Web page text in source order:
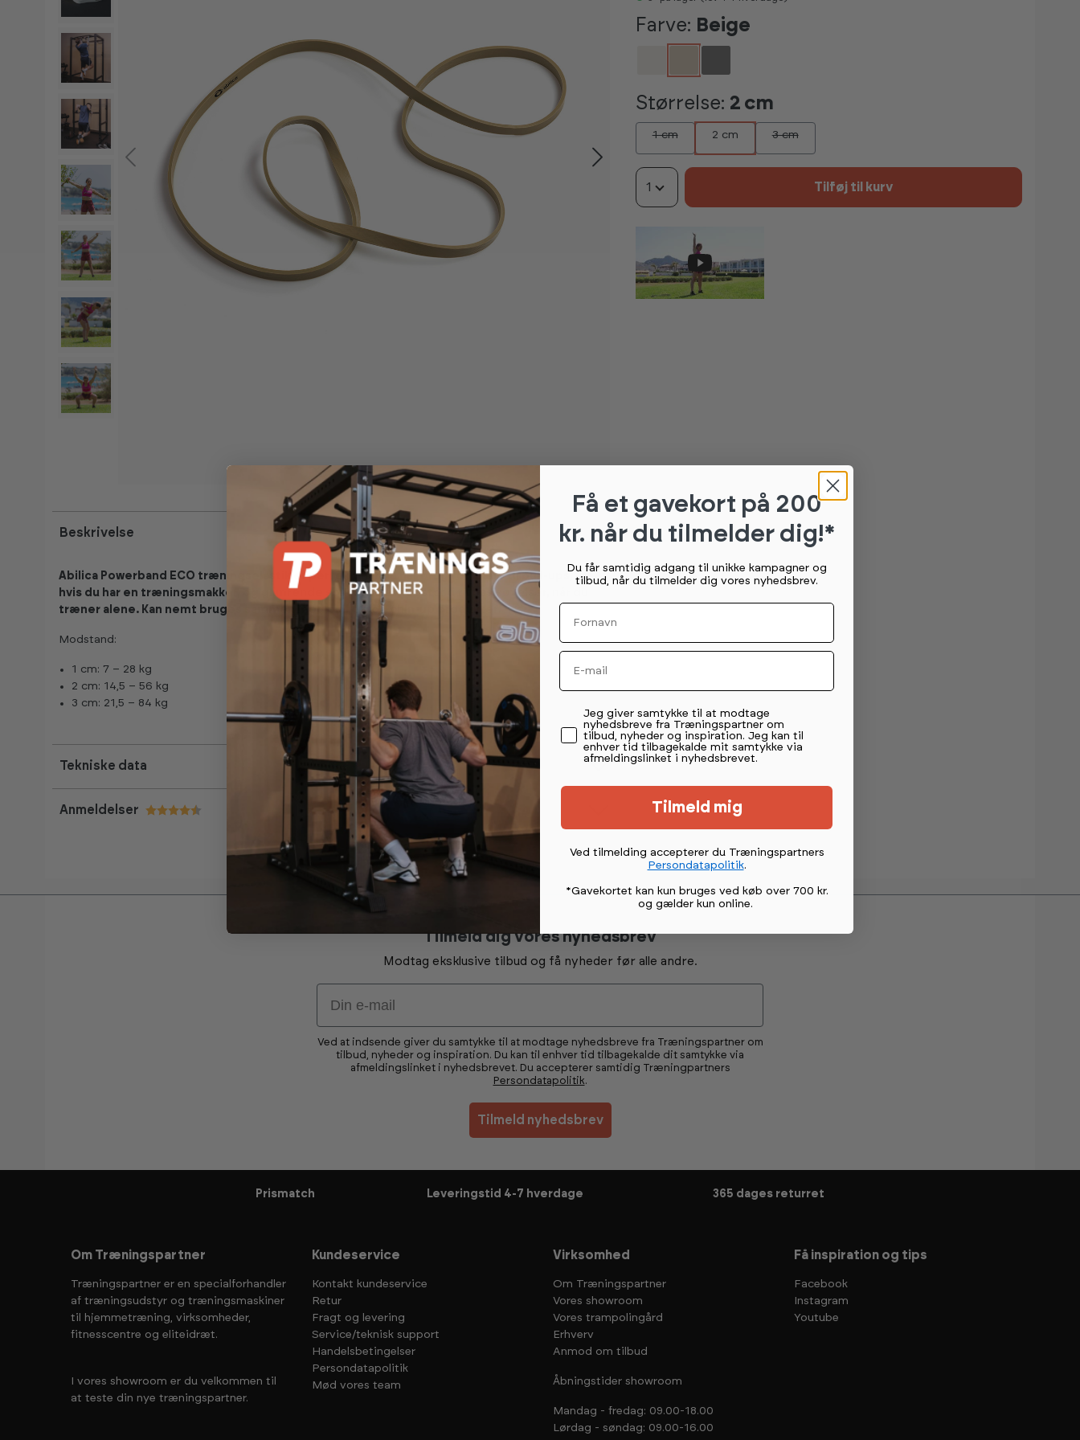
Beskrivelse
Abilica Powerband ECO træningselastik er perfekt, når du har brug for hjælp til pull-ups, ideel
hvis du har en træningsmakker, og glimrende som ekstra modstand til basisøvelser, når du
træner alene. Kan nemt bruges sammen med pull-up og chin-up produkter.
Modstand:
1 cm: 7 – 28 kg
2 cm: 14,5 – 56 kg
3 cm: 21,5 – 84 kg
Tekniske data
Anmeldelser
Farve: Beige
Størrelse: 2 cm
1 cm 2 cm 3 cm
1 Tilføj til kurv
Tilmeld dig vores nyhedsbrev
Modtag eksklusive tilbud og få nyheder før alle andre.
Email
Ved at indsende giver du samtykke til at modtage nyhedsbreve fra Træningspartner om
tilbud, nyheder og inspiration. Du kan til enhver tid tilbagekalde dit samtykke via
afmeldingslinket i nyhedsbrevet. Du accepterer samtidig Træningpartners
Persondatapolitik.
Tilmeld nyhedsbrev
Prismatch Leveringstid 4-7 hverdage 365 dages returret
Om Træningspartner
Træningspartner er en specialforhandler
af træningsudstyr og træningsmaskiner
til hjemmetræning, virksomheder,
fitnesscentre og eliteidræt.
I vores showroom er du velkommen til
at teste din nye træningspartner.
Kundeservice
Kontakt kundeservice
Retur
Fragt og levering
Service/teknisk support
Handelsbetingelser
Persondatapolitik
Mød vores team
Virksomhed
Om Træningspartner
Vores showroom
Vores trampolingård
Erhverv
Anmod om tilbud
Åbningstider showroom
Mandag - fredag: 09.00-18.00
Lørdag - søndag: 09.00-16.00
Få inspiration og tips
Facebook
Instagram
Youtube
Få et gavekort på 200
kr. når du tilmelder dig!*
Du får samtidig adgang til unikke kampagner og
tilbud, når du tilmelder dig vores nyhedsbrev.
Fornavn
Email
Permission tekst
Jeg giver samtykke til at modtage
nyhedsbreve fra Træningspartner om
tilbud, nyheder og inspiration. Jeg kan til
enhver tid tilbagekalde mit samtykke via
afmeldingslinket i nyhedsbrevet.
Tilmeld mig
Ved tilmelding accepterer du Træningspartners
Persondatapolitik.
*Gavekortet kan kun bruges ved køb over 700 kr.
og gælder kun online.